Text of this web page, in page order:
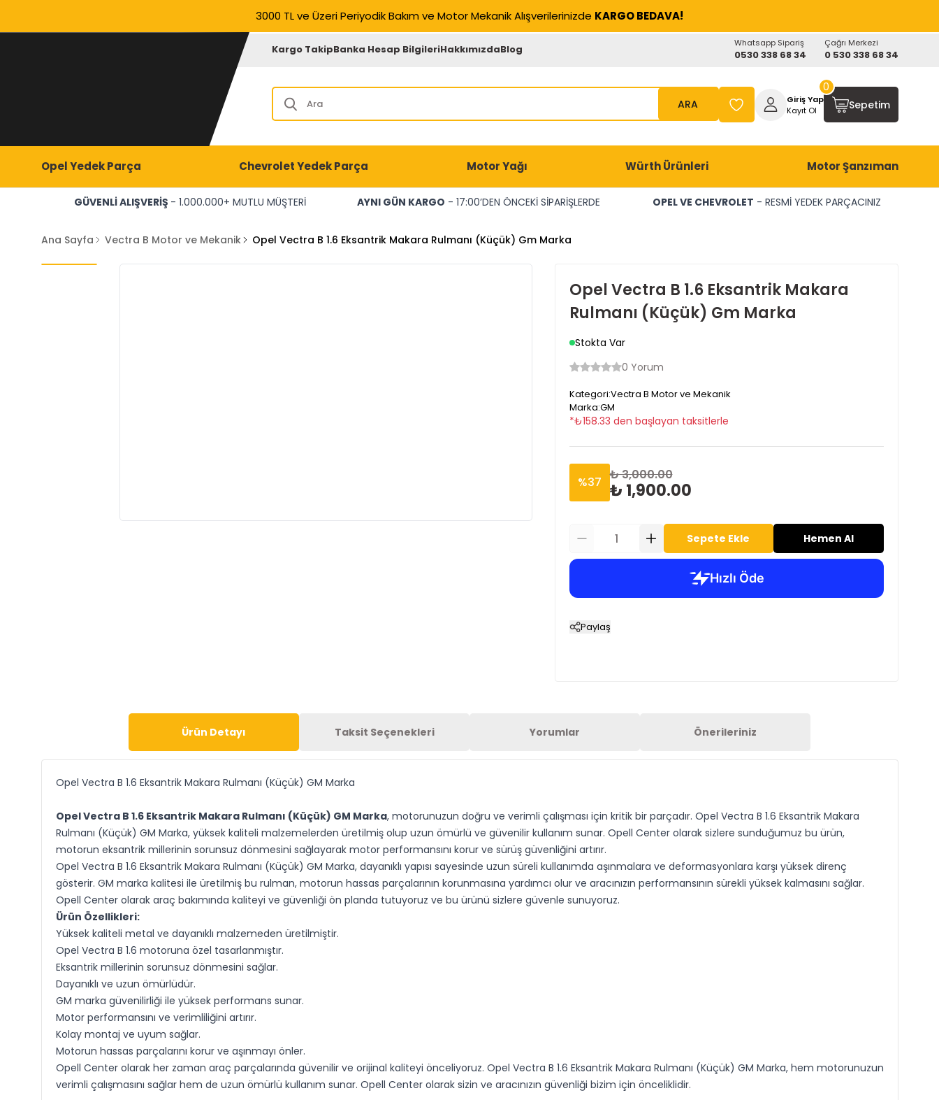
3000 TL ve Üzeri Periyodik Bakım ve Motor Mekanik Alışverilerinizde KARGO BEDAVA!
Kargo TakipBanka Hesap BilgileriHakkımızdaBlog Whatsapp Sipariş
0530 338 68 34
Çağrı Merkezi
0 530 338 68 34
ARA
Giriş Yap
Kayıt Ol
Sepetim
0
Opel Yedek Parça Chevrolet Yedek Parça Motor Yağı Würth Ürünleri Motor Şanzıman
GÜVENLİ ALIŞVERİŞ - 1.000.000+ MUTLU MÜŞTERİ AYNI GÜN KARGO - 17:00’DEN ÖNCEKİ SİPARİŞLERDE OPEL VE CHEVROLET - RESMİ YEDEK PARÇACINIZ
Ana Sayfa Vectra B Motor ve Mekanik Opel Vectra B 1.6 Eksantrik Makara Rulmanı (Küçük) Gm Marka
Opel Vectra B 1.6 Eksantrik Makara
Rulmanı (Küçük) Gm Marka
Stokta Var
0 Yorum
Kategori:Vectra B Motor ve Mekanik
Marka:GM
*₺158.33 den başlayan taksitlerle
%37 ₺ 3,000.00
₺ 1,900.00
Sepete Ekle Hemen Al
Paylaş
Ürün Detayı Taksit Seçenekleri Yorumlar Önerileriniz
Opel Vectra B 1.6 Eksantrik Makara Rulmanı (Küçük) GM Marka
Opel Vectra B 1.6 Eksantrik Makara Rulmanı (Küçük) GM Marka, motorunuzun doğru ve verimli çalışması için kritik bir parçadır. Opel Vectra B 1.6 Eksantrik Makara
Rulmanı (Küçük) GM Marka, yüksek kaliteli malzemelerden üretilmiş olup uzun ömürlü ve güvenilir kullanım sunar. Opell Center olarak sizlere sunduğumuz bu ürün,
motorun eksantrik millerinin sorunsuz dönmesini sağlayarak motor performansını korur ve sürüş güvenliğini artırır.
Opel Vectra B 1.6 Eksantrik Makara Rulmanı (Küçük) GM Marka, dayanıklı yapısı sayesinde uzun süreli kullanımda aşınmalara ve deformasyonlara karşı yüksek direnç
gösterir. GM marka kalitesi ile üretilmiş bu rulman, motorun hassas parçalarının korunmasına yardımcı olur ve aracınızın performansının sürekli yüksek kalmasını sağlar.
Opell Center olarak araç bakımında kaliteyi ve güvenliği ön planda tutuyoruz ve bu ürünü sizlere güvenle sunuyoruz.
Ürün Özellikleri:
Yüksek kaliteli metal ve dayanıklı malzemeden üretilmiştir.
Opel Vectra B 1.6 motoruna özel tasarlanmıştır.
Eksantrik millerinin sorunsuz dönmesini sağlar.
Dayanıklı ve uzun ömürlüdür.
GM marka güvenilirliği ile yüksek performans sunar.
Motor performansını ve verimliliğini artırır.
Kolay montaj ve uyum sağlar.
Motorun hassas parçalarını korur ve aşınmayı önler.
Opell Center olarak her zaman araç parçalarında güvenilir ve orijinal kaliteyi önceliyoruz. Opel Vectra B 1.6 Eksantrik Makara Rulmanı (Küçük) GM Marka, hem motorunuzun
verimli çalışmasını sağlar hem de uzun ömürlü kullanım sunar. Opell Center olarak sizin ve aracınızın güvenliği bizim için önceliklidir.